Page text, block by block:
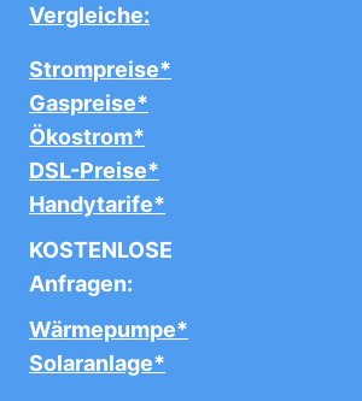
Vergleiche:
Strompreise*
Gaspreise*
Ökostrom*
DSL-Preise*
Handytarife*
KOSTENLOSE
Anfragen:
Wärmepumpe*
Solaranlage*